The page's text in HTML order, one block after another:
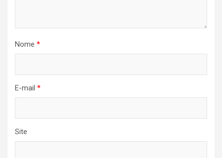
Nome *
E-mail *
Site